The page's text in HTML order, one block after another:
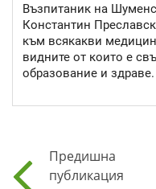
Възпитаник на
Константин
към всякакви
видните от които е
образование и здраве.
Предишна
публикация